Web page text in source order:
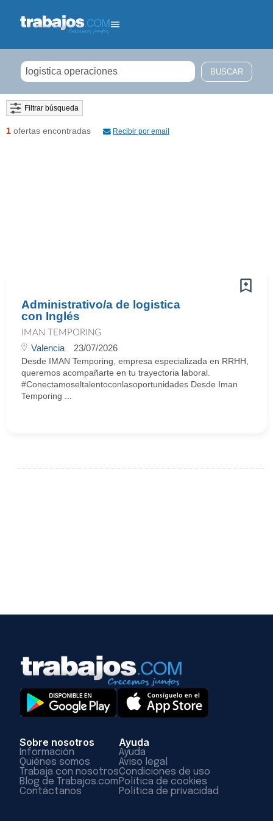
Filtrar búsqueda
1 ofertas encontradas Recibir por email
Administrativo/a de logistica
con Inglés
IMAN TEMPORING
Valencia 23/07/2026
Desde IMAN Temporing, empresa especializada en RRHH,
queremos acompañarte en tu trayectoria laboral.
#Conectamoseltalentoconlasoportunidades Desde Iman
Temporing ...
Sobre nosotros
Información
Quiénes somos
Trabaja con nosotros
Blog de Trabajos.com
Contáctanos
Ayuda
Ayuda
Aviso legal
Condiciones de uso
Política de cookies
Política de privacidad